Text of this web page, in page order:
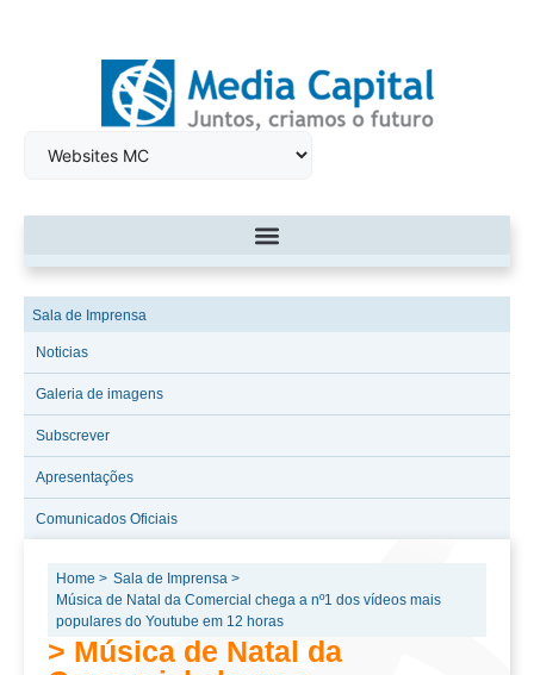
Sala de Imprensa
Noticias
Galeria de imagens
Subscrever
Apresentações
Comunicados Oficiais
Home > Sala de Imprensa >
Música de Natal da Comercial chega a nº1 dos vídeos mais
populares do Youtube em 12 horas
> Música de Natal da